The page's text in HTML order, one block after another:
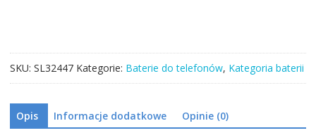
SKU: SL32447 Kategorie: Baterie do telefonów, Kategoria baterii
Opis Informacje dodatkowe Opinie (0)